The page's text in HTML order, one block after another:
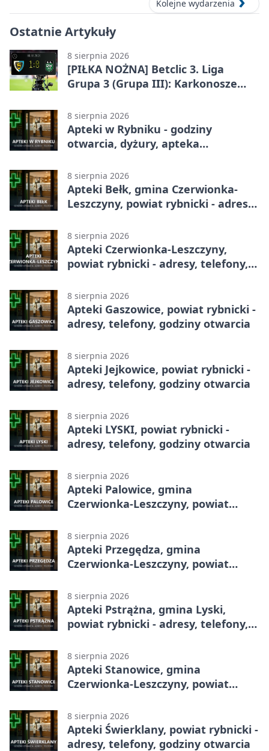
Kolejne wydarzenia
Ostatnie Artykuły
8 sierpnia 2026
[PIŁKA NOŻNA] Betclic 3. Liga
Grupa 3 (Grupa III): Karkonosze
8 sierpnia 2026
Apteki w Rybniku - godziny
otwarcia, dyżury, apteka
8 sierpnia 2026
Apteki Bełk, gmina Czerwionka-
Leszczyny, powiat rybnicki - adresy,
8 sierpnia 2026
Apteki Czerwionka-Leszczyny,
powiat rybnicki - adresy, telefony,
8 sierpnia 2026
Apteki Gaszowice, powiat rybnicki -
adresy, telefony, godziny otwarcia
8 sierpnia 2026
Apteki Jejkowice, powiat rybnicki -
adresy, telefony, godziny otwarcia
8 sierpnia 2026
Apteki LYSKI, powiat rybnicki -
adresy, telefony, godziny otwarcia
8 sierpnia 2026
Apteki Palowice, gmina
Czerwionka-Leszczyny, powiat
otwarcia
8 sierpnia 2026
Apteki Przegędza, gmina
Czerwionka-Leszczyny, powiat
otwarcia
8 sierpnia 2026
Apteki Pstrążna, gmina Lyski,
powiat rybnicki - adresy, telefony,
8 sierpnia 2026
Apteki Stanowice, gmina
Czerwionka-Leszczyny, powiat
otwarcia
8 sierpnia 2026
Apteki Świerklany, powiat rybnicki -
adresy, telefony, godziny otwarcia